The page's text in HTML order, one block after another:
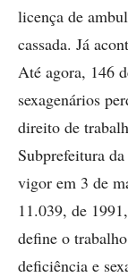
licença de
cassada. Já
Até agora, 146
sexagenários
direito de
Subprefeitura
vigor em 3 de
11.039, de
define o
deficiência e